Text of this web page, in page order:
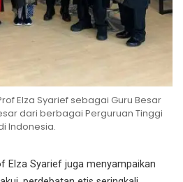
Elza Syarief sebagai Guru Besar
dari berbagai Perguruan Tinggi
Indonesia.
Elza Syarief juga menyampaikan